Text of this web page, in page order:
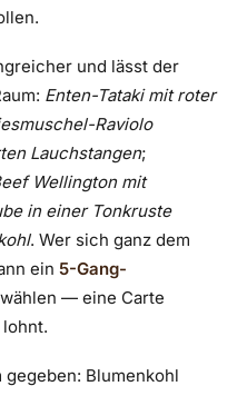
und lässt der
Enten-Tataki mit roter
Raviolo
Lauchstangen;
Wellington mit
in einer Tonkruste
. Wer sich ganz dem
ein 5-Gang-
wählen — eine Carte
gegeben: Blumenkohl